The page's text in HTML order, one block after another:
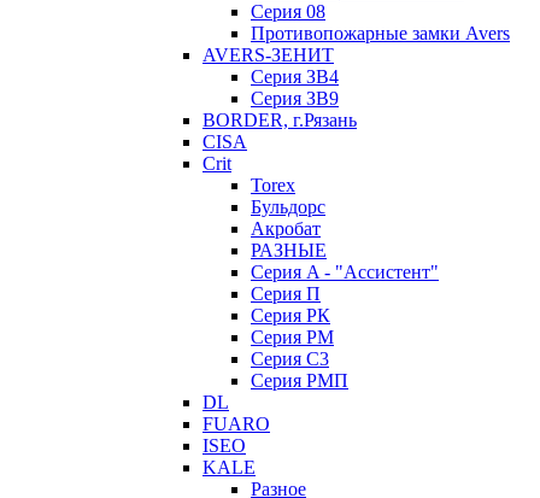
Серия 08
Противопожарные замки Avers
AVERS-ЗЕНИТ
Серия ЗВ4
Серия ЗВ9
BORDER, г.Рязань
CISA
Crit
Torex
Бульдорс
Акробат
РАЗНЫЕ
Серия A - "Ассистент"
Серия П
Серия РК
Серия РМ
Серия С3
Серия РМП
DL
FUARO
ISEO
KALE
Разное